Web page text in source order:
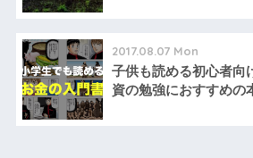
2017.08.07 Mon
子供も読める初心者向
資の勉強におすすめの